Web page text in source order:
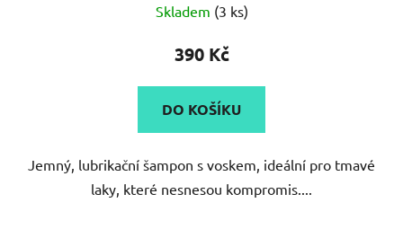
Skladem (3 ks)
390 Kč
DO KOŠÍKU
Jemný, lubrikační šampon s voskem, ideální pro tmavé
laky, které nesnesou kompromis....